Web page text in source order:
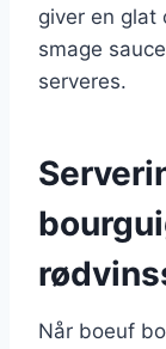
giver en glat
smage
serveres.
Når boeuf